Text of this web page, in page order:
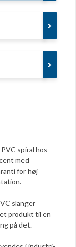
spiral hos
med
for høj
slanger
produkt til en
på det.